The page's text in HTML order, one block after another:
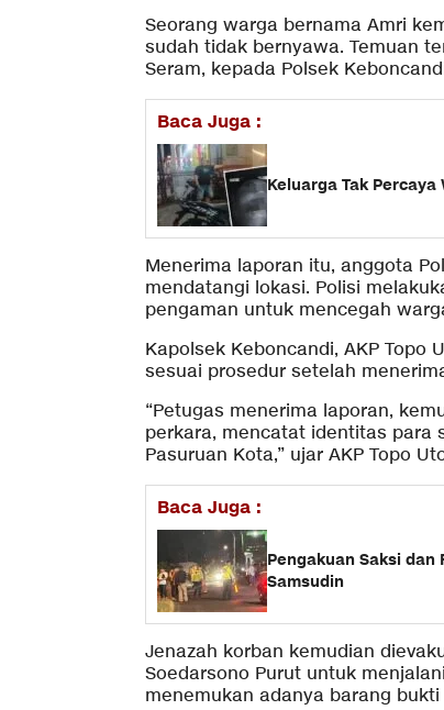
Seorang warga bernama Amri
sudah tidak bernyawa. Temuan
Seram, kepada Polsek
Baca Juga :
Keluarga Tak
Menerima laporan itu, anggota
mendatangi lokasi. Polisi
pengaman untuk mencegah
Kapolsek Keboncandi, AKP
sesuai prosedur setelah
“Petugas menerima laporan,
perkara, mencatat identitas para
Pasuruan Kota,” ujar AKP Topo
Baca Juga :
Pengakuan Saksi dan
Samsudin
Jenazah korban kemudian
Soedarsono Purut untuk
menemukan adanya barang